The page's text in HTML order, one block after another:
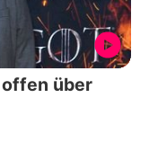
offen über